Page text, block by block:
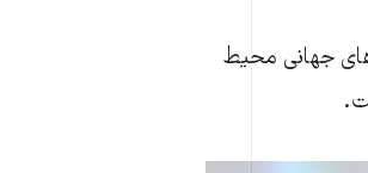
جهانی محيط